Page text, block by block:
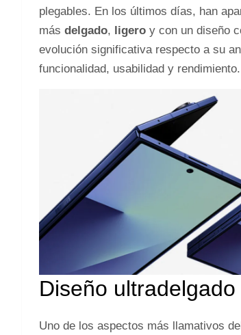
plegables. En los últimos días, han
más delgado, ligero y con un diseño
evolución significativa respecto a su
funcionalidad, usabilidad y rendimiento.
Diseño
Uno de los aspectos más llamativos